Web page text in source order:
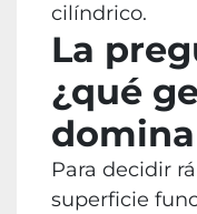
cilíndrico.
La
¿qué
Para decidir
superficie